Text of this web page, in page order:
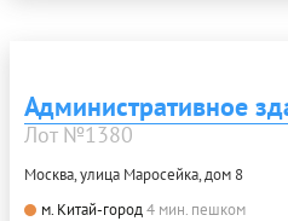
Административное
Лот №1380
Москва, улица Маросейка, дом 8
м. Китай-город4 мин. пешком